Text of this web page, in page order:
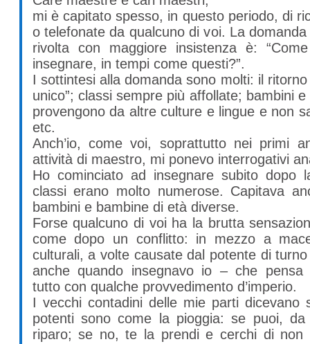
mi è capitato spesso, in questo periodo, di
o telefonate da qualcuno di voi. La
rivolta con maggiore insistenza è:
insegnare, in tempi come questi?”.
I sottintesi alla domanda sono molti: il
unico”; classi sempre più affollate; bambini
provengono da altre culture e lingue e non
etc.
Anch’io, come voi, soprattutto nei primi
attività di maestro, mi ponevo interrogativi
Ho cominciato ad insegnare subito dopo
classi erano molto numerose. Capitava
bambini e bambine di età diverse.
Forse qualcuno di voi ha la brutta
come dopo un conflitto: in mezzo a
culturali, a volte causate dal potente di turno
anche quando insegnavo io – che pensa
tutto con qualche provvedimento d’imperio.
I vecchi contadini delle mie parti dicevano
potenti sono come la pioggia: se puoi, da
riparo; se no, te la prendi e cerchi di non